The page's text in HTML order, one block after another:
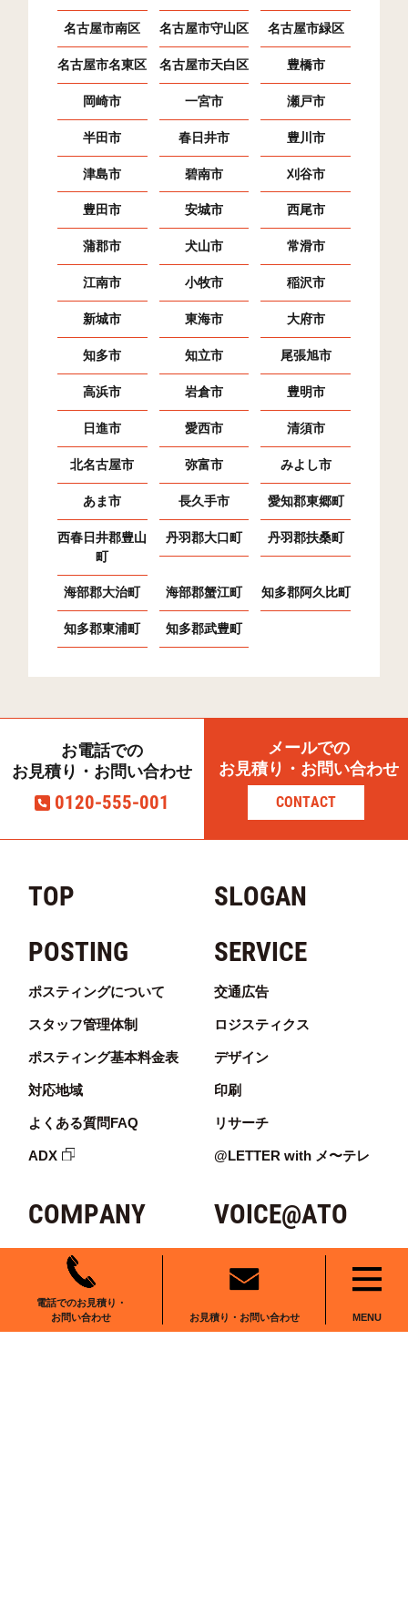
電話でのお見積り・
お問い合わせ
お見積り・お問い合わせ MENU
名古屋市南区 名古屋市守山区 名古屋市緑区
名古屋市名東区 名古屋市天白区 豊橋市
岡崎市 一宮市 瀬戸市
半田市 春日井市 豊川市
津島市 碧南市 刈谷市
豊田市 安城市 西尾市
蒲郡市 犬山市 常滑市
江南市 小牧市 稲沢市
新城市 東海市 大府市
知多市 知立市 尾張旭市
高浜市 岩倉市 豊明市
日進市 愛西市 清須市
北名古屋市 弥富市 みよし市
あま市 長久手市 愛知郡東郷町
西春日井郡豊山
町
丹羽郡大口町 丹羽郡扶桑町
海部郡大治町 海部郡蟹江町 知多郡阿久比町
知多郡東浦町 知多郡武豊町
お電話での
お見積り・お問い合わせ
0120-555-001
メールでの
お見積り・お問い合わせ
CONTACT
TOP
SLOGAN
POSTING
ポスティングについて
スタッフ管理体制
ポスティング基本料金表
対応地域
よくある質問FAQ
ADX
SERVICE
交通広告
ロジスティクス
デザイン
印刷
リサーチ
@LETTER with メ〜テレ
COMPANY
AREA
RECRUIT
VOICE@ATO
BLOG
NEWS